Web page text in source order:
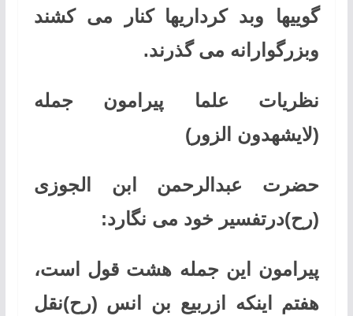
گوییها وبد کرداریها کنار می کشند
وبزرگوارانه می گذرند.
نظریات علما پیرامون جمله
(لایشهدون الزور)
حضرت عبدالرحمن ابن الجوزی
(رح)درتفسیر خود می نگارد:
پیرامون این جمله هشت قول است،
هفتم اینکه ازربیع بن انس (رح)نقل